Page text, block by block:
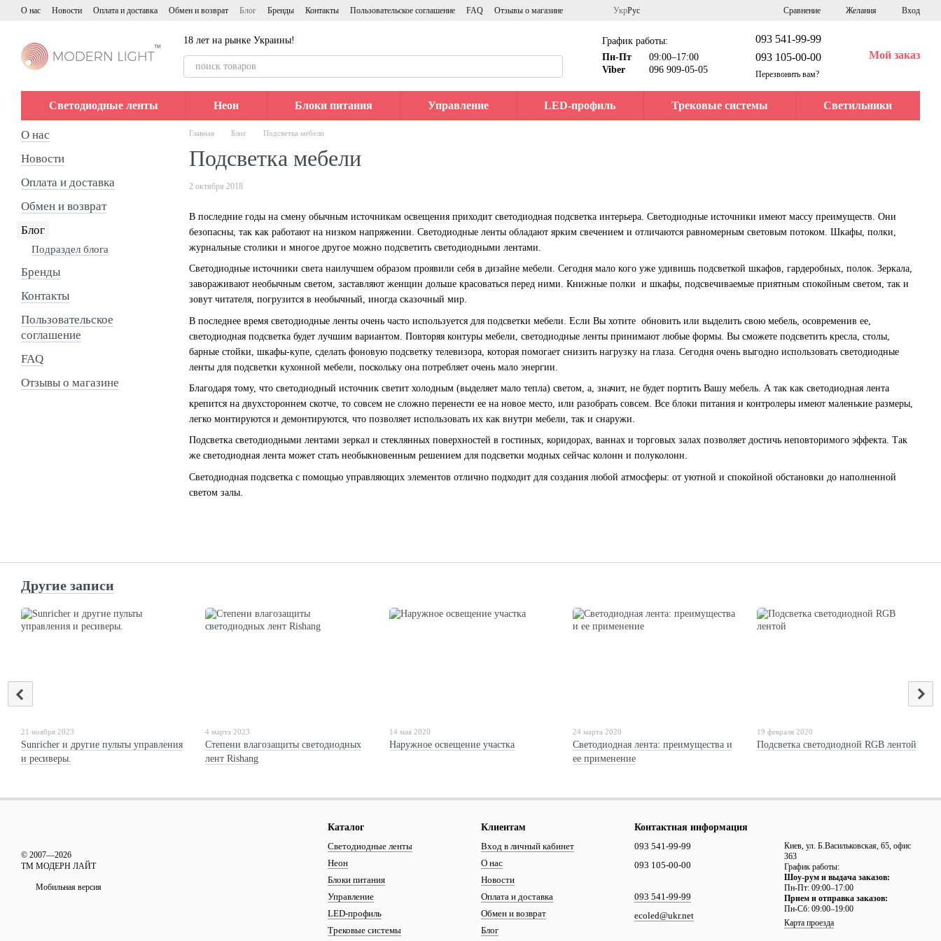
Перейти к основному контенту
О нас Новости Оплата и доставка Обмен и возврат Блог Бренды Контакты Пользовательское соглашение FAQ Отзывы о магазине УкрРус Сравнение Желания Вход
18 лет на рынке Украины!
График работы:
Пн-Пт
09:00–17:00
Viber
096 909-05-05
093 541-99-99
093 105-00-00
Перезвонить вам?
Мой заказ
Светодиодные ленты Неон Блоки питания Управление LED-профиль Трековые системы Светильники
Главная Блог Подсветка мебели
Подсветка мебели
2 октября 2018
В последние годы на смену обычным источникам освещения приходит светодиодная подсветка интерьера. Светодиодные источники имеют массу преимуществ. Они
безопасны, так как работают на низком напряжении. Светодиодные ленты обладают ярким свечением и отличаются равномерным световым потоком. Шкафы, полки,
журнальные столики и многое другое можно подсветить светодиодными лентами.
Светодиодные источники света наилучшем образом проявили себя в дизайне мебели. Сегодня мало кого уже удивишь подсветкой шкафов, гардеробных, полок. Зеркала,
завораживают необычным светом, заставляют женщин дольше красоваться перед ними. Книжные полки и шкафы, подсвечиваемые приятным спокойным светом, так и
зовут читателя, погрузится в необычный, иногда сказочный мир.
В последнее время светодиодные ленты очень часто используется для подсветки мебели. Если Вы хотите обновить или выделить свою мебель, осовременив ее,
светодиодная подсветка будет лучшим вариантом. Повторяя контуры мебели, светодиодные ленты принимают любые формы. Вы сможете подсветить кресла, столы,
барные стойки, шкафы-купе, сделать фоновую подсветку телевизора, которая помогает снизить нагрузку на глаза. Сегодня очень выгодно использовать светодиодные
ленты для подсветки кухонной мебели, поскольку она потребляет очень мало энергии.
Благодаря тому, что светодиодный источник светит холодным (выделяет мало тепла) светом, а, значит, не будет портить Вашу мебель. А так как светодиодная лента
крепится на двухстороннем скотче, то совсем не сложно перенести ее на новое место, или разобрать совсем. Все блоки питания и контролеры имеют маленькие размеры,
легко монтируются и демонтируются, что позволяет использовать их как внутри мебели, так и снаружи.
Подсветка светодиодными лентами зеркал и стеклянных поверхностей в гостиных, коридорах, ваннах и торговых залах позволяет достичь неповторимого эффекта. Так
же светодиодная лента может стать необыкновенным решением для подсветки модных сейчас колонн и полуколонн.
Светодиодная подсветка с помощью управляющих элементов отлично подходит для создания любой атмосферы: от уютной и спокойной обстановки до наполненной
светом залы.
О нас
Новости
Оплата и доставка
Обмен и возврат
Блог
Подраздел блога
Бренды
Контакты
Пользовательское
соглашение
FAQ
Отзывы о магазине
Другие записи
21 ноября 2023
Sunricher и другие пульты управления
и ресиверы.
4 марта 2023
Степени влагозащиты светодиодных
лент Rishang
14 мая 2020
Наружное освещение участка
24 марта 2020
Светодиодная лента: преимущества и
ее применение
19 февраля 2020
Подсветка светодиодной RGB лентой
© 2007—2026
ТМ МОДЕРН ЛАЙТ
Мобильная версия
Каталог
Светодиодные ленты
Неон
Блоки питания
Управление
LED-профиль
Трековые системы
Клиентам
Вход в личный кабинет
О нас
Новости
Оплата и доставка
Обмен и возврат
Блог
Контактная информация
093 541-99-99
093 105-00-00
093 541-99-99
ecoled@ukr.net
Киев, ул. Б.Васильковская, 65, офис
363
График работы:
Шоу-рум и выдача заказов:
Пн-Пт: 09:00–17:00
Прием и отправка заказов:
Пн-Сб: 09:00–19:00
Карта проезда